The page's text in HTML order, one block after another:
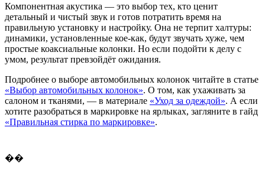
Компонентная акустика — это выбор тех, кто ценит
детальный и чистый звук и готов потратить время на
правильную установку и настройку. Она не терпит халтуры:
динамики, установленные кое-как, будут звучать хуже, чем
простые коаксиальные колонки. Но если подойти к делу с
умом, результат превзойдёт ожидания.
Подробнее о выборе автомобильных колонок читайте в статье
«Выбор автомобильных колонок». О том, как ухаживать за
салоном и тканями, — в материале «Уход за одеждой». А если
хотите разобраться в маркировке на ярлыках, загляните в гайд
«Правильная стирка по маркировке».
��